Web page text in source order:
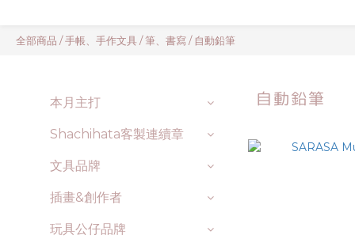
全部商品 /手帳、手作文具/筆、書寫/ 自動鉛筆
本月主打
Shachihata客製連續章
文具品牌
插畫&創作者
玩具公仔品牌
自動鉛筆